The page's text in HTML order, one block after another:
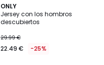
ONLY
Jersey con los hombros
descubiertos
29.99 €
22.49 € -25%
4,7
/ 5